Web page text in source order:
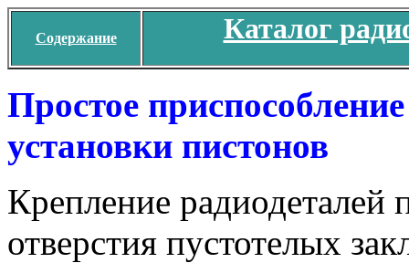
Содержание Каталог
Простое
установки пистонов
Крепление радиодеталей
отверстия пустотелых